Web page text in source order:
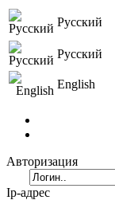
Русский
Русский
English
Авторизация
Ip-адрес